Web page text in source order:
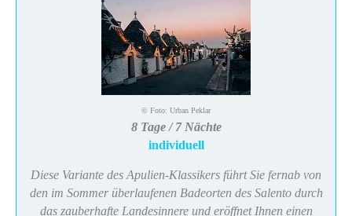
© Foto: Urban Peklar
8 Tage / 7 Nächte
individuell
Diese Variante des Apulien-Klassikers führt Sie fernab von
den im Sommer überlaufenen Badeorten des Salento durch
das zauberhafte Landesinnere und eröffnet Ihnen einen